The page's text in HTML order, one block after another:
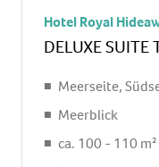
separate
Bademantel:
Hotel Royal
DELUXE SUITE
Meerseite,
Meerblick
ca. 100 - 110 m²